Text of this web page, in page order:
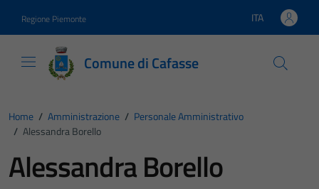
Regione Piemonte Lingua attiva:
ITA
Comune di Cafasse
Home / Amministrazione / Personale Amministrativo
/ Alessandra Borello
Alessandra Borello